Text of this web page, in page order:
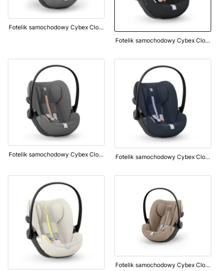
Fotelik samochodowy Cybex Cloud G i-Size 0-13kg Lava Grey
Fotelik samochodowy Cybex Cloud G i-Size Plus 0-13kg Moon Black
Fotelik samochodowy Cybex Cloud G i-Size Plus 0-13kg Lava Grey Fotelik samochodowy Cybex Cloud G i-Size Plus 0-13kg Ocean Blue
Fotelik samochodowy Cybex Cloud G i-Size Plus 0-13kg Almond Beige